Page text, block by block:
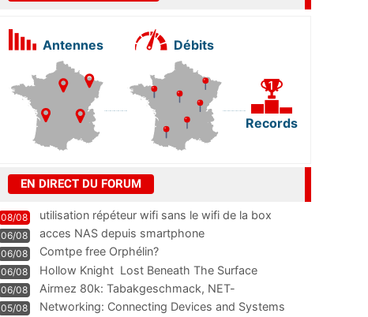
Antennes Débits
Records
EN DIRECT DU FORUM
08/08 utilisation répéteur wifi sans le wifi de la box
06/08 acces NAS depuis smartphone
06/08 Comtpe free Orphélin?
06/08 Hollow Knight  Lost Beneath The Surface
06/08
Airmez 80k: Tabakgeschmack, NET-
Technologie und Leistung im
05/08 Networking: Connecting Devices and Systems